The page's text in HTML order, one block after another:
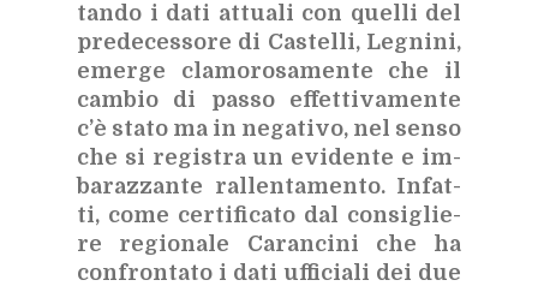
tan­do i dati at­tua­li con quel­li del
pre­de­ces­so­re di Ca­stel­li, Le­gni­ni,
emer­ge cla­mo­ro­sa­men­te che il
cam­bio di pas­so ef­fet­ti­va­men­te
c’è sta­to ma in ne­ga­ti­vo, nel sen­so
che si re­gi­stra un evi­den­te e im­
ba­raz­zan­te ral­len­ta­men­to. In­fat­
ti, come cer­ti­fi­ca­to dal con­si­glie­
re re­gio­na­le Ca­ran­ci­ni che ha
con­fron­ta­to i dati uf­fi­cia­li dei due